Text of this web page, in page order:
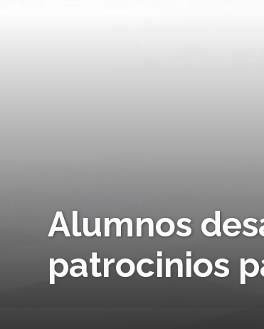
Alumnos
patrocinios